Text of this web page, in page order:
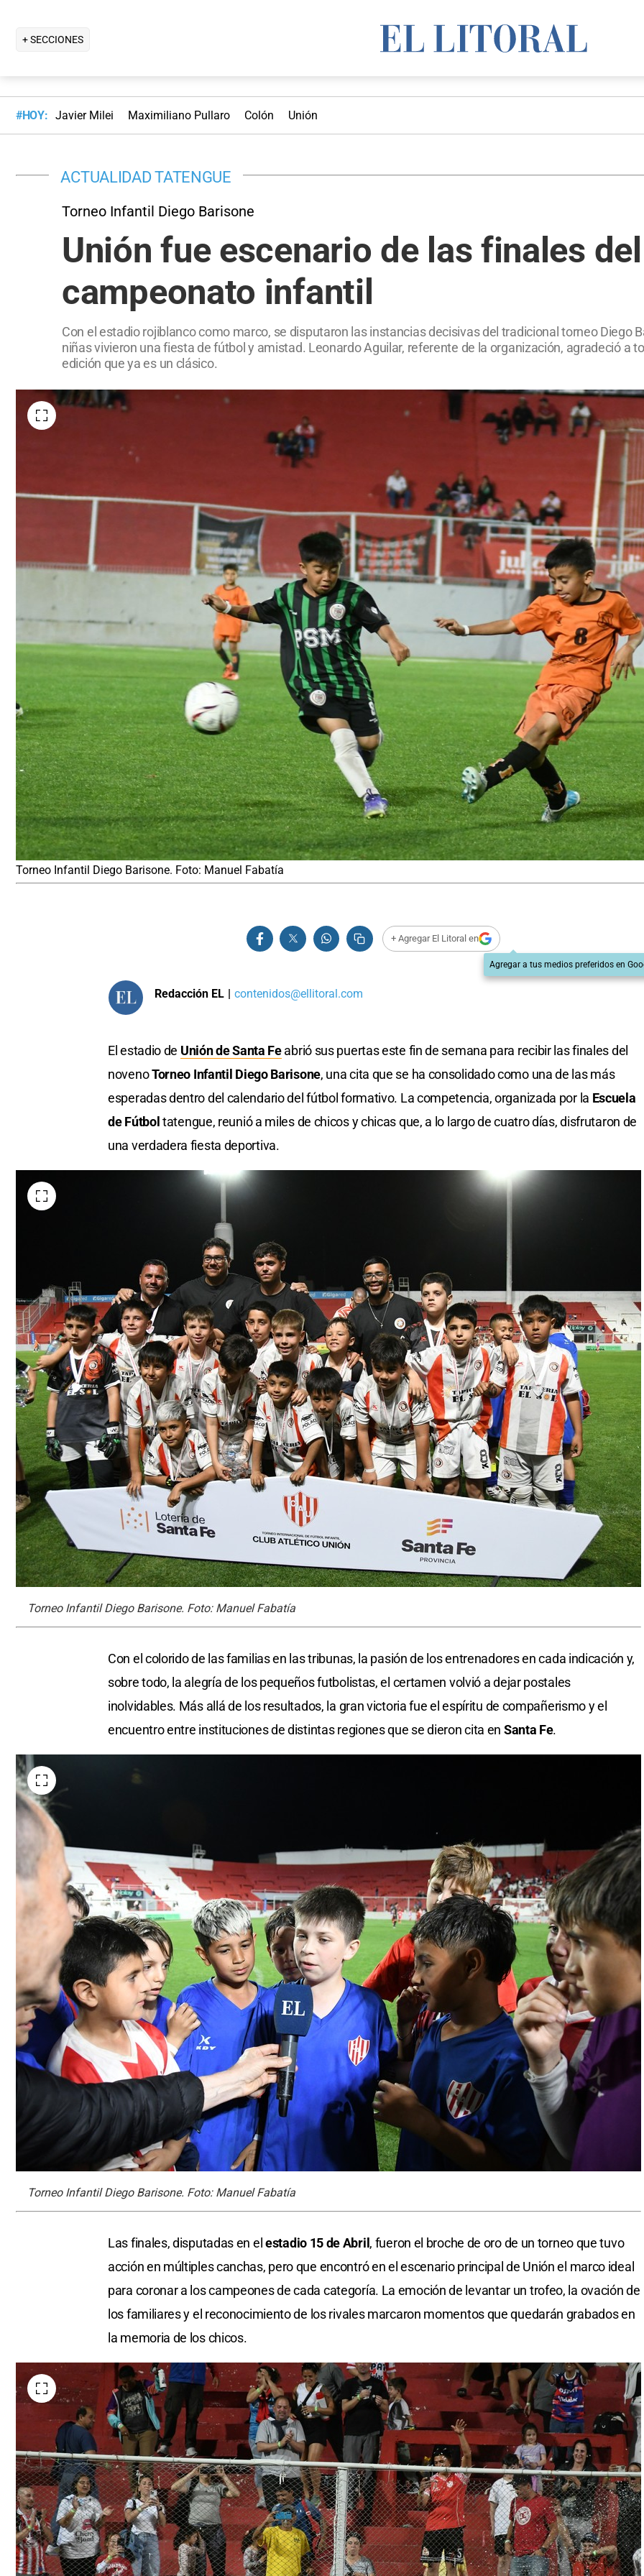
+ SECCIONES
#HOY: Javier Milei Maximiliano Pullaro Colón Unión
ACTUALIDAD TATENGUE
Torneo Infantil Diego Barisone
Unión fue escenario de las finales
campeonato infantil
Con el estadio rojiblanco como marco, se disputaron las instancias decisivas del tradicional torneo Diego
niñas vivieron una fiesta de fútbol y amistad. Leonardo Aguilar, referente de la organización, agradeció a
edición que ya es un clásico.
Torneo Infantil Diego Barisone. Foto: Manuel Fabatía
+ Agregar El Litoral en
Agregar a tus medios preferidos en
Redacción EL | contenidos@ellitoral.com
El estadio de Unión de Santa Feabrió sus puertas este fin de semana para recibir las finales del
novenoTorneo Infantil Diego Barisone, una cita que se ha consolidado como una de las más
esperadas dentro del calendario del fútbol formativo. La competencia, organizada por la Escuela
de Fútbol tatengue, reunió a miles de chicos y chicas que, a lo largo de cuatro días, disfrutaron de
una verdadera fiesta deportiva.
Torneo Infantil Diego Barisone. Foto: Manuel Fabatía
Con el colorido de las familias en las tribunas, la pasión de los entrenadores en cada indicación y,
sobre todo, la alegría de los pequeños futbolistas, el certamen volvió a dejar postales
inolvidables. Más allá de los resultados, la gran victoria fue el espíritu de compañerismo y el
encuentro entre instituciones de distintas regiones que se dieron cita en Santa Fe.
Torneo Infantil Diego Barisone. Foto: Manuel Fabatía
Las finales, disputadas en el estadio 15 de Abril , fueron el broche de oro de un torneo que tuvo
acción en múltiples canchas, pero que encontró en el escenario principal de Unión el marco ideal
para coronar a los campeones de cada categoría. La emoción de levantar un trofeo, la ovación de
los familiares y el reconocimiento de los rivales marcaron momentos que quedarán grabados en
la memoria de los chicos.